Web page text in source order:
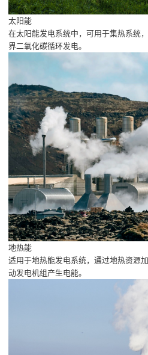
太阳能
在太阳能发电系统中，可用于集热系统
界二氧化碳循环发电。
地热能
适用于地热能发电系统，通过地热资源
动发电机组产生电能。